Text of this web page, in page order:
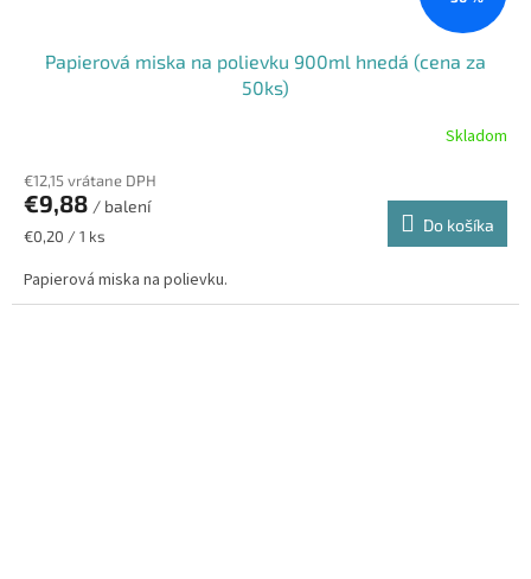
Papierová miska na polievku 900ml hnedá (cena za
50ks)
Skladom
€12,15 vrátane DPH
€9,88 / balení
Jednotková
€0,20 / 1 ks
Do košíka
Papierová miska na polievku.